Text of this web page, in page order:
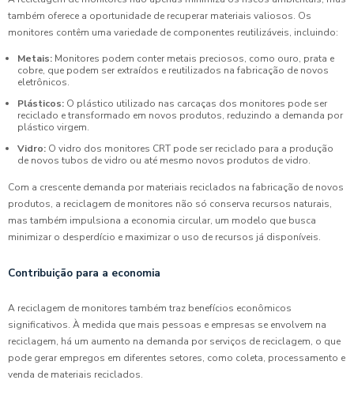
também oferece a oportunidade de recuperar materiais valiosos. Os
monitores contêm uma variedade de componentes reutilizáveis, incluindo:
Metais: Monitores podem conter metais preciosos, como ouro, prata e
cobre, que podem ser extraídos e reutilizados na fabricação de novos
eletrônicos.
Plásticos: O plástico utilizado nas carcaças dos monitores pode ser
reciclado e transformado em novos produtos, reduzindo a demanda por
plástico virgem.
Vidro: O vidro dos monitores CRT pode ser reciclado para a produção
de novos tubos de vidro ou até mesmo novos produtos de vidro.
Com a crescente demanda por materiais reciclados na fabricação de novos
produtos, a reciclagem de monitores não só conserva recursos naturais,
mas também impulsiona a economia circular, um modelo que busca
minimizar o desperdício e maximizar o uso de recursos já disponíveis.
Contribuição para a economia
A reciclagem de monitores também traz benefícios econômicos
significativos. À medida que mais pessoas e empresas se envolvem na
reciclagem, há um aumento na demanda por serviços de reciclagem, o que
pode gerar empregos em diferentes setores, como coleta, processamento e
venda de materiais reciclados.